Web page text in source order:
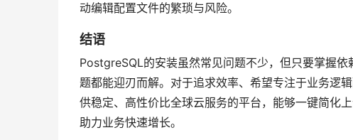
动编辑配置文件的繁琐与风险。
结语
PostgreSQL的安装虽然常见问题不少，但只要掌握
题都能迎刃而解。对于追求效率、希望专注于业务逻
供稳定、高性价比全球云服务的平台，能够一键简化
助力业务快速增长。